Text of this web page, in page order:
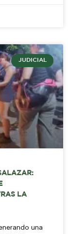
JUDICIAL
LA
una